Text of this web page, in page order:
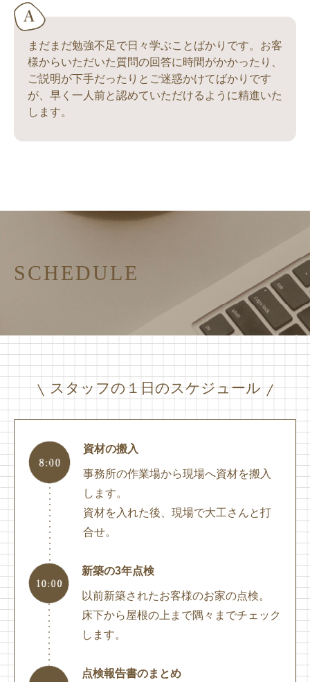
まだまだ勉強不足で日々学ぶことばかりです。お客
様からいただいた質問の回答に時間がかかったり、
ご説明が下手だったりとご迷惑かけてばかりです
が、早く一人前と認めていただけるように精進いた
します。
SCHEDULE
スタッフの１日のスケジュール
資材の搬入
事務所の作業場から現場へ資材を搬入
します。
資材を入れた後、現場で大工さんと打
合せ。
新築の3年点検
以前新築されたお客様のお家の点検。
床下から屋根の上まで隅々までチェック
します。
点検報告書のまとめ